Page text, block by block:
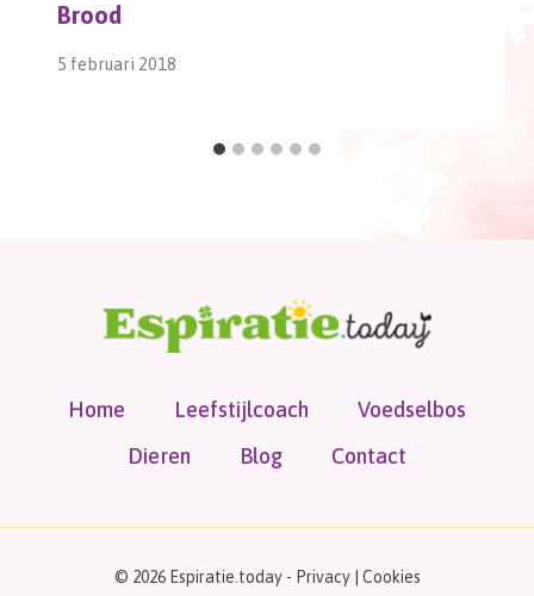
Brood
5 februari 2018
Home Leefstijlcoach
Voedselbos
Dieren
Blog Contact
© 2026 Espiratie.today - Privacy| Cookies